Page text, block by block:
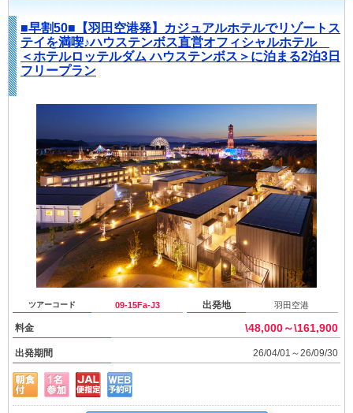
■早割50■【羽田空港発】カジュアルホテルでリゾートス
テイを満喫♪ハウステンボス直営オフィシャルホテル
＜ホテルロッテルダム ハウステンボス＞に泊まる2泊3日
フリープラン
ツアーコード 09-15Fa-J3 出発地 羽田空港
料金 \48,000～\161,900
出発期間 26/04/01～26/09/30